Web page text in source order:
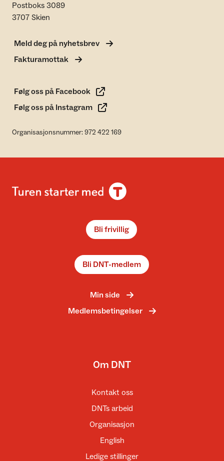
Postboks 3089
3707 Skien
Meld deg på nyhetsbrev
Fakturamottak
Følg oss på Facebook
Følg oss på Instagram
Organisasjonsnummer: 972 422 169
Bli frivillig
Bli DNT-medlem
Min side
Medlemsbetingelser
Om DNT
Kontakt oss
DNTs arbeid
Organisasjon
English
Ledige stillinger